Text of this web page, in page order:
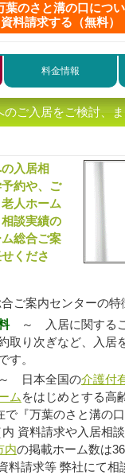
葉のさと溝の口につ
資料請求する（無料）
料金情報
ご入居をご検討、
入居相
約や、ご
人ホーム
談実績の
総合ご案
くださ
ご案内センターの特
～ 入居に関するご
取り次ぎなど、入居
す。
日本全国の介護付
ム をはじめとする高
で『万葉のさと溝の
資料請求や入居相
内の掲載ホーム数は
料請求等 弊社にて相